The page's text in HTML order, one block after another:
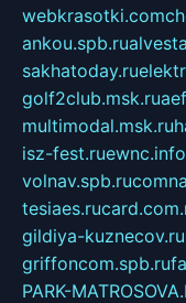
webkrasotki.com
ankou.spb.ru
sakhatoday.ru
golf2club.msk.ru
multimodal.msk.ru
isz-fest.ruewnc.info
volnav.spb.ru
tesiaes.ru
gildiya-kuznecov.ru
griffoncom.spb.ru
PARK-